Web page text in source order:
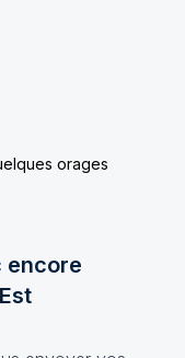
orages
encore